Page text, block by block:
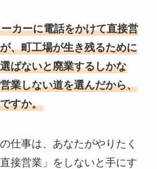
カーに電話をかけて直接営
、町工場が生き残るために
ばないと廃業するしかな
業しない道を選んだから、
すか。
仕事は、あなたがやりたく
接営業」をしないと手にす